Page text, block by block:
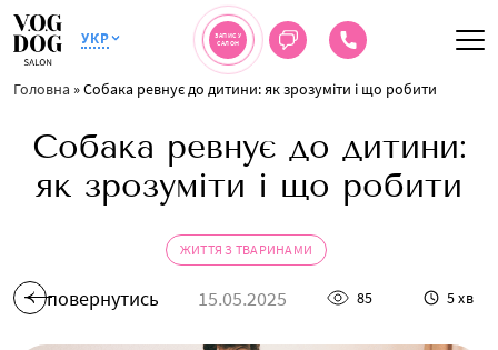
УКР
ЗАПИС У
САЛОН
Головна »Собака ревнує до дитини: як зрозуміти і що робити
Собака ревнує до дитини:
як зрозуміти і що робити
ЖИТТЯ З ТВАРИНАМИ
повернутись 15.05.2025 85 5 хв